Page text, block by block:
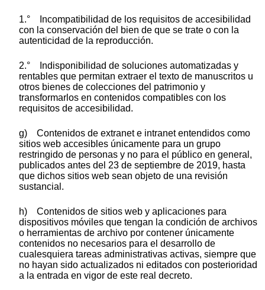
1.° Incompatibilidad de los requisitos de accesibilidad
con la conservación del bien de que se trate o con la
autenticidad de la reproducción.
2.° Indisponibilidad de soluciones automatizadas y
rentables que permitan extraer el texto de manuscritos u
otros bienes de colecciones del patrimonio y
transformarlos en contenidos compatibles con los
requisitos de accesibilidad.
g) Contenidos de extranet e intranet entendidos como
sitios web accesibles únicamente para un grupo
restringido de personas y no para el público en general,
publicados antes del 23 de septiembre de 2019, hasta
que dichos sitios web sean objeto de una revisión
sustancial.
h) Contenidos de sitios web y aplicaciones para
dispositivos móviles que tengan la condición de archivos
o herramientas de archivo por contener únicamente
contenidos no necesarios para el desarrollo de
cualesquiera tareas administrativas activas, siempre que
no hayan sido actualizados ni editados con posterioridad
a la entrada en vigor de este real decreto.